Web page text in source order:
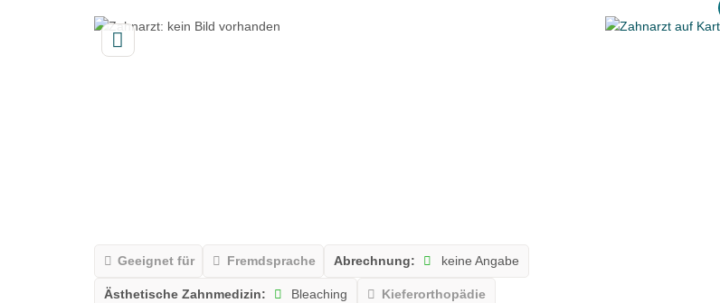
Geeignet für Fremdsprache Abrechnung: keine Angabe
Ästhetische Zahnmedizin: Bleaching Kieferorthopädie